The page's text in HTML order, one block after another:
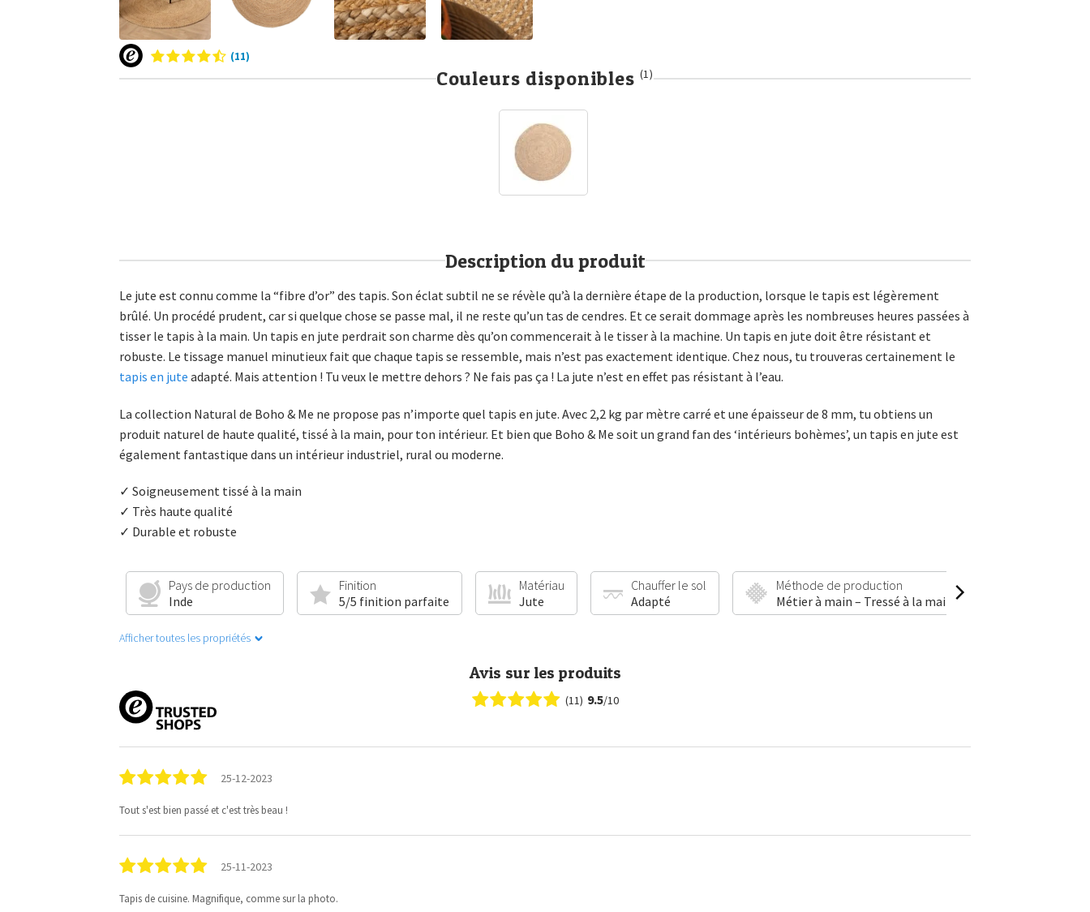
(11)
Couleurs disponibles (1)
Description du produit
Le jute est connu comme la “fibre d’or” des tapis. Son éclat subtil ne se révèle qu’à la dernière étape de la production, lorsque le tapis est légèrement
brûlé. Un procédé prudent, car si quelque chose se passe mal, il ne reste qu’un tas de cendres. Et ce serait dommage après les nombreuses heures passées à
tisser le tapis à la main. Un tapis en jute perdrait son charme dès qu’on commencerait à le tisser à la machine. Un tapis en jute doit être résistant et
robuste. Le tissage manuel minutieux fait que chaque tapis se ressemble, mais n’est pas exactement identique. Chez nous, tu trouveras certainement le
tapis en jute adapté. Mais attention ! Tu veux le mettre dehors ? Ne fais pas ça ! La jute n’est en effet pas résistant à l’eau.
La collection Natural de Boho & Me ne propose pas n’importe quel tapis en jute. Avec 2,2 kg par mètre carré et une épaisseur de 8 mm, tu obtiens un
produit naturel de haute qualité, tissé à la main, pour ton intérieur. Et bien que Boho & Me soit un grand fan des ‘intérieurs bohèmes’, un tapis en jute est
également fantastique dans un intérieur industriel, rural ou moderne.
✓ Soigneusement tissé à la main
✓ Très haute qualité
✓ Durable et robuste
Pays de production
Inde
Finition
5/5 finition parfaite
Matériau
Jute
Chauffer le sol
Adapté
Méthode de production
Métier à main – Tressé à la main
Afficher toutes les propriétés
Avis sur les produits
(11) 9.5/10
25-12-2023
Tout s'est bien passé et c'est très beau !
25-11-2023
Tapis de cuisine. Magnifique, comme sur la photo.